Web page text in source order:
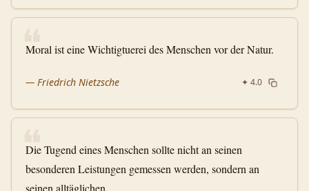
❝
Moral ist eine Wichtigtuerei des Menschen vor der Natur.
— Friedrich Nietzsche ✦ 4.0
❝
Die Tugend eines Menschen sollte nicht an seinen
besonderen Leistungen gemessen werden, sondern an
seinen alltäglichen.